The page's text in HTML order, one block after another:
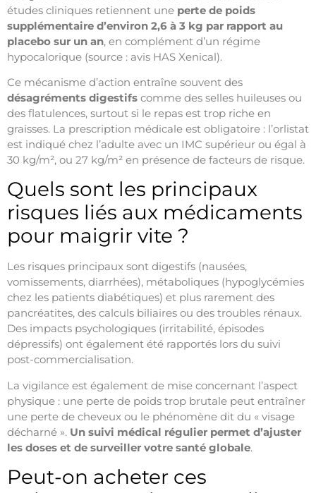
études cliniques retiennent une perte de poids
supplémentaire d’environ 2,6 à 3 kg par rapport au
placebo sur un an, en complément d’un régime
hypocalorique (source : avis HAS Xenical).
Ce mécanisme d’action entraîne souvent des
désagréments digestifs comme des selles huileuses ou
des flatulences, surtout si le repas est trop riche en
graisses. La prescription médicale est obligatoire : l’orlistat
est indiqué chez l’adulte avec un IMC supérieur ou égal à
30 kg/m², ou 27 kg/m² en présence de facteurs de risque.
Quels sont les principaux
risques liés aux médicaments
pour maigrir vite ?
Les risques principaux sont digestifs (nausées,
vomissements, diarrhées), métaboliques (hypoglycémies
chez les patients diabétiques) et plus rarement des
pancréatites, des calculs biliaires ou des troubles rénaux.
Des impacts psychologiques (irritabilité, épisodes
dépressifs) ont également été rapportés lors du suivi
post-commercialisation.
La vigilance est également de mise concernant l’aspect
physique : une perte de poids trop brutale peut entraîner
une perte de cheveux ou le phénomène dit du « visage
décharné ». Un suivi médical régulier permet d’ajuster
les doses et de surveiller votre santé globale.
Peut-on acheter ces